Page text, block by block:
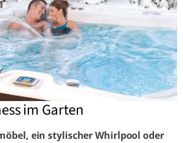
im Garten
ein stylischer Whirlpool oder